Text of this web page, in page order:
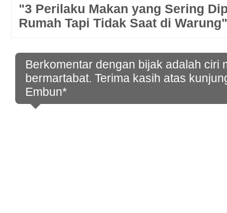
"3 Perilaku Makan yang Sering
Rumah Tapi Tidak Saat di Warung"
Berkomentar dengan bijak adalah ciri
bermartabat. Terima kasih atas
Embun*